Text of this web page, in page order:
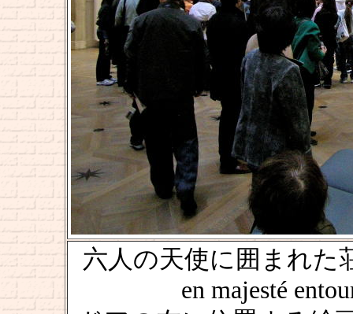
六人の天使に囲まれた
en majesté